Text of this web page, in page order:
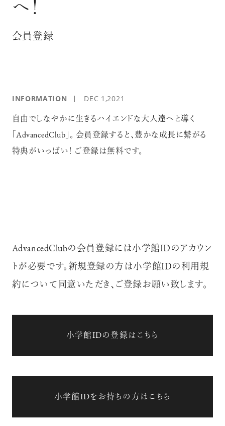
へ！
会員登録
INFORMATION DEC 1,2021
自由でしなやかに生きるハイエンドな大人達へと導く
「AdvancedClub」。 会員登録すると、豊かな成長に繋がる
特典がいっぱい！ ご登録は無料です。
AdvancedClubの会員登録には小学館IDのアカウン
トが必要です。新規登録の方は小学館IDの利用規
約について同意いただき、ご登録お願い致します。
小学館IDの登録はこちら
小学館IDをお持ちの方はこちら